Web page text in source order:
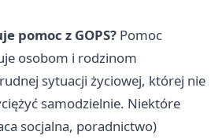
pomoc z GOPS? Pomoc
osobom i rodzinom
sytuacji życiowej, której nie
samodzielnie. Niektóre
socjalna, poradnictwo)